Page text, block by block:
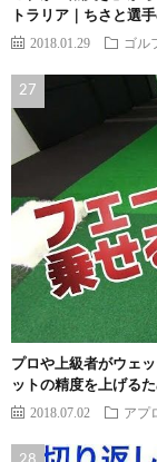
トラリア｜ちさと選
2018.01.29 ゴル
プロや上級者がウェ
ットの精度を上げる
2018.07.02 アプ